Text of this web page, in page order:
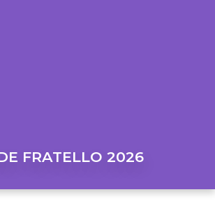
FRATELLO 2026